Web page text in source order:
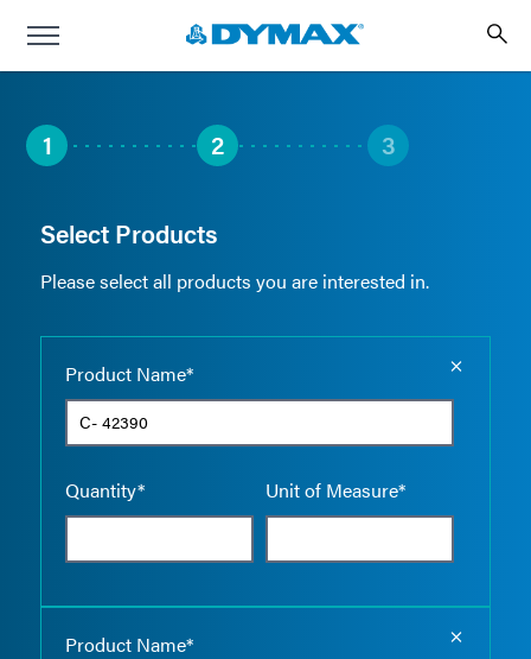
1 2 3
Select Products
Please select all products you are interested in.
Product Name*
Quantity* Unit of Measure*
Product Name*